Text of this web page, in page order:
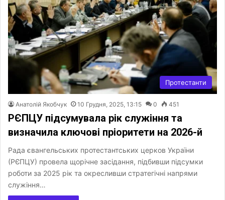
Протестанти
Анатолій Якобчук 10 Грудня, 2025, 13:15 0 451
РЄПЦУ підсумувала рік служіння та
визначила ключові пріоритети на 2026-й
Рада євангельських протестантських церков України
(РЄПЦУ) провела щорічне засідання, підбивши підсумки
роботи за 2025 рік та окресливши стратегічні напрями
служіння…